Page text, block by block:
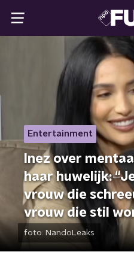
Entertainment
Inez over
haar huwelijk:
vrouw die
vrouw die stil
foto: NandoLeaks